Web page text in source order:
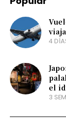
4
el
3